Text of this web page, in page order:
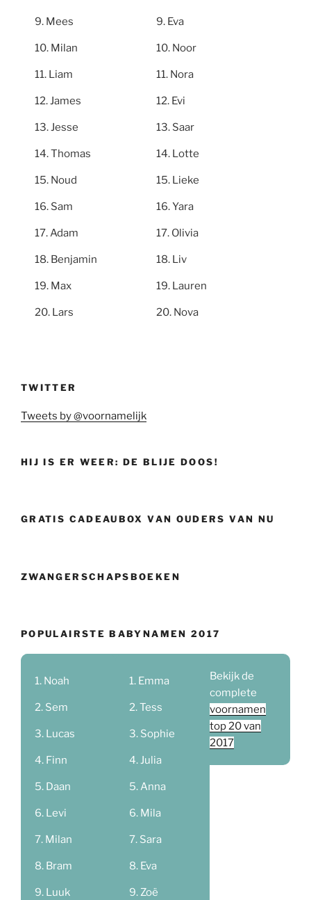
Mees
Milan
Liam
James
Jesse
Thomas
Noud
Sam
Adam
Benjamin
Max
Lars
Eva
Noor
Nora
Evi
Saar
Lotte
Lieke
Yara
Olivia
Liv
Lauren
Nova
TWITTER
Tweets by @voornamelijk
HIJ IS ER WEER: DE BLIJE DOOS!
GRATIS CADEAUBOX VAN OUDERS VAN NU
ZWANGERSCHAPSBOEKEN
POPULAIRSTE BABYNAMEN 2017
Noah
Sem
Lucas
Finn
Daan
Levi
Milan
Bram
Luuk
Emma
Tess
Sophie
Julia
Anna
Mila
Sara
Eva
Zoë
Bekijk de
complete
voornamen
top 20 van
2017